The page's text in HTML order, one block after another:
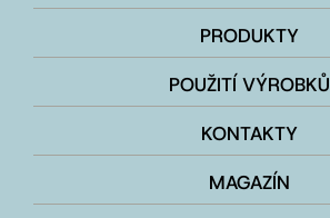
PRODUKTY
POUŽITÍ VÝROBKŮ
KONTAKTY
MAGAZÍN